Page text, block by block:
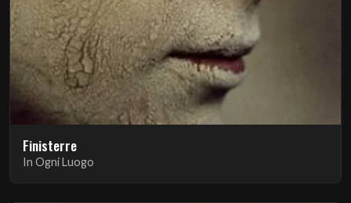
Finisterre
In Ogni Luogo